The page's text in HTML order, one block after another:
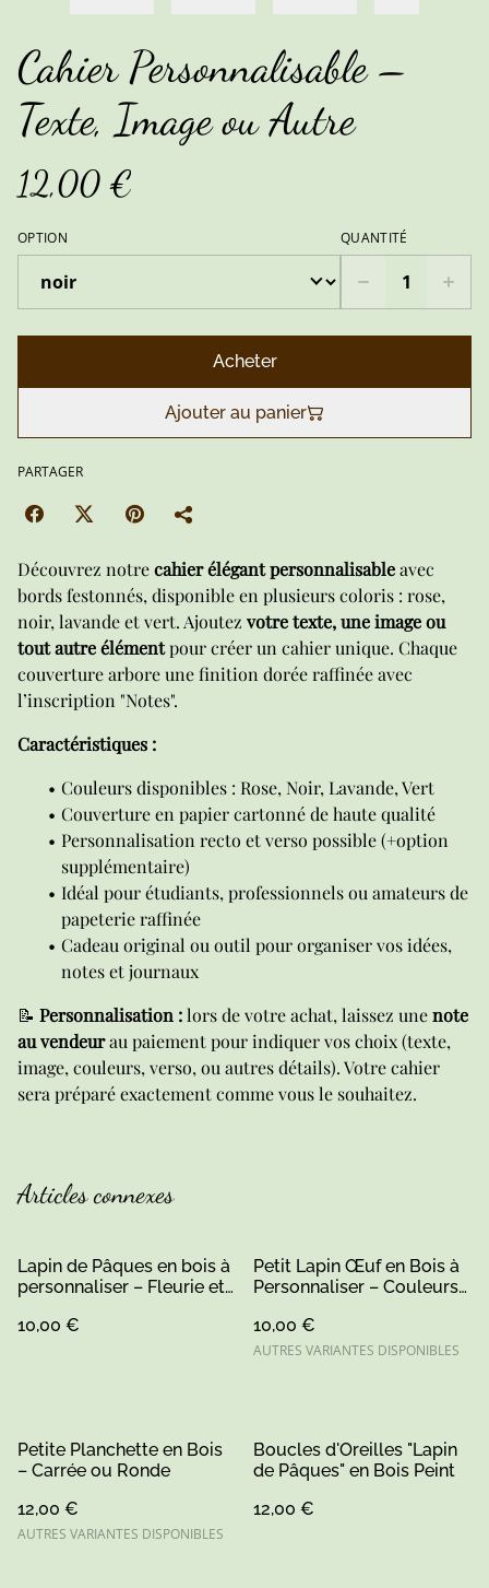
Cahier Personnalisable –
Texte, Image ou Autre
12,00 €
OPTION QUANTITÉ
Acheter
Ajouter au panier
PARTAGER
Découvrez notrecahier élégant personnalisableavec
bords festonnés, disponible en plusieurs coloris : rose,
noir, lavande et vert. Ajoutez votre texte, une image ou
tout autre élémentpour créer un cahier unique. Chaque
couverture arbore une finition dorée raffinée avec
l’inscription "Notes".
Caractéristiques :
Couleurs disponibles : Rose, Noir, Lavande, Vert
Couverture en papier cartonné de haute qualité
Personnalisation recto et verso possible (+option
supplémentaire)
Idéal pour étudiants, professionnels ou amateurs de
papeterie raffinée
Cadeau original ou outil pour organiser vos idées,
notes et journaux
📝 Personnalisation :lors de votre achat, laissez unenote
au vendeurau paiement pour indiquer vos choix (texte,
image, couleurs, verso, ou autres détails). Votre cahier
sera préparé exactement comme vous le souhaitez.
Articles connexes
Lapin de Pâques en bois à
personnaliser – Fleurie et
10,00 €
Petit Lapin Œuf en Bois à
Personnaliser – Couleurs
Création Artisanale Sarthe
10,00 €
AUTRES VARIANTES DISPONIBLES
Petite Planchette en Bois
– Carrée ou Ronde
12,00 €
AUTRES VARIANTES DISPONIBLES
Boucles d'Oreilles "Lapin
de Pâques" en Bois Peint
12,00 €